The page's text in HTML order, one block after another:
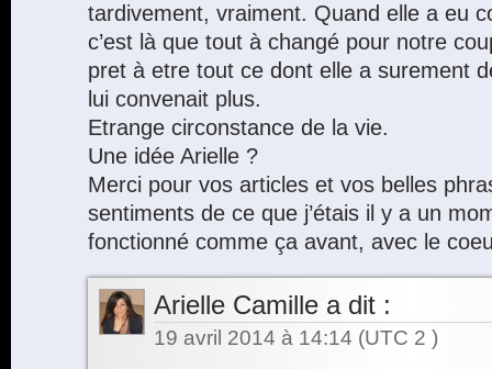
tardivement, vraiment. Quand elle a eu
c’est là que tout à changé pour notre
pret à etre tout ce dont elle a surement
lui convenait plus.
Etrange circonstance de la vie.
Une idée Arielle ?
Merci pour vos articles et vos belles
sentiments de ce que j’étais il y a un
fonctionné comme ça avant, avec le
Arielle Camille a dit :
19 avril 2014 à 14:14 (UTC 2 )